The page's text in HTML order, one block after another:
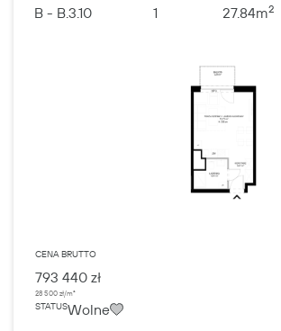
B - B.3.10 1 27.84m2
CENA BRUTTO
793 440 zł
28 500 zł/m²
STATUSWolne